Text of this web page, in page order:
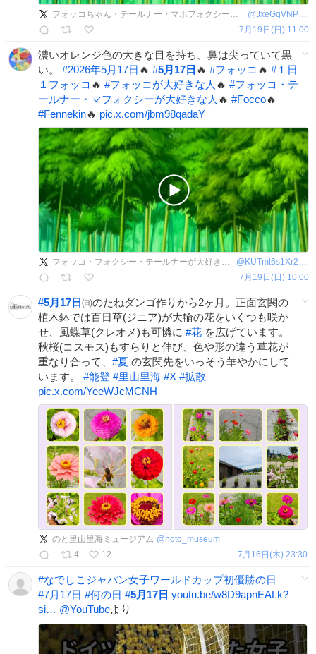
フォッコちゃん・テールナー・マホフォクシーを推し活している風来坊 @JxeGqVNPPq96190
7月19日(日) 11:00
濃いオレンジ色の大きな目を持ち、鼻は尖っていて黒
い。 #2026年5月17日 🔥 #5月17日 🔥 #フォッコ 🔥 #１日
１フォッコ 🔥 #フォッコが大好きな人 🔥 #フォッコ・テ
ールナー・マフォクシーが大好きな人 🔥 #Focco🔥
#Fennekin🔥 pic.x.com/jbm98qadaY
フォッコ・フォクシー・テールナーが大好きな新参者 @ KUTmt6s1Xr21537
7月19日(日) 10:00
#5月17日㈰のたねダンゴ作りから2ヶ月。正面玄関の
植木鉢では百日草(ジニア)が大輪の花をいくつも咲か
せ、風蝶草(クレオメ)も可憐に #花 を広げています。
秋桜(コスモス)もすらりと伸び、色や形の違う草花が
重なり合って、 #夏 の玄関先をいっそう華やかにして
います。 #能登 #里山里海 #X #拡散
pic.x.com/YeeWJcMCNH
のと里山里海ミュージアム @noto_museum
4
12 7月16日(木) 23:30
#なでしこジャパン女子ワールドカップ初優勝の日
#7月17日 #何の日 #5月17日 youtu.be/w8D9apnEALk?
si… @YouTubeより